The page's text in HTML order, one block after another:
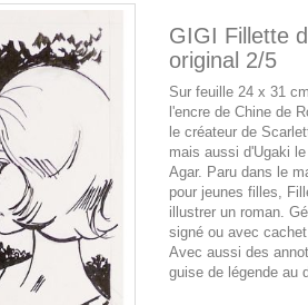
GIGI Fillette
original 2/5
Sur feuille 24 x 31
l'encre de Chine de
le créateur de
mais aussi d'Ugaki
Agar. Paru dans le
pour jeunes filles,
illustrer un roman.
signé ou avec
Avec aussi des
guise de légende au